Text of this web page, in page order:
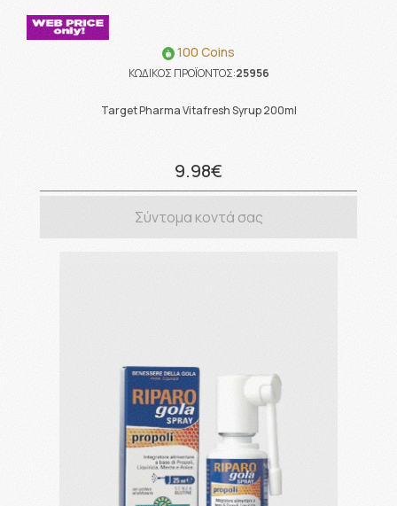
100 Coins
ΚΩΔΙΚΟΣ ΠΡΟΪΟΝΤΟΣ:25956
Target Pharma Vitafresh Syrup 200ml
9.98€
Σύντομα κοντά σας